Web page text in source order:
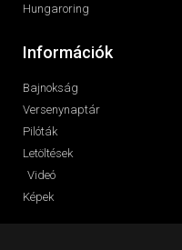
Hungaroring
Információk
Bajnokság
Versenynaptár
Pilóták
Letöltések
Videó
Képek